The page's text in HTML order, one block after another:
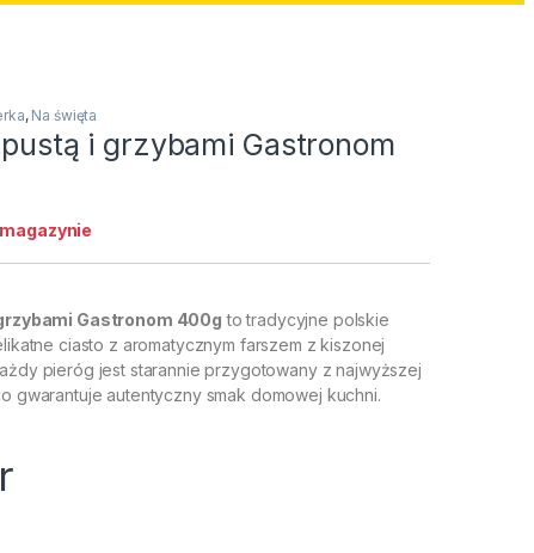
, Na święta
i grzybami Gastronom
Gastronom 400g to tradycyjne polskie
ciasto z aromatycznym farszem z kiszonej
pieróg jest starannie przygotowany z najwyższej
gwarantuje autentyczny smak domowej kuchni.